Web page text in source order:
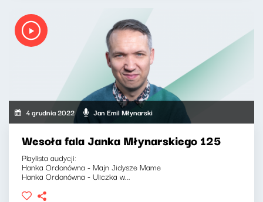
4 grudnia 2022 Jan Emil Młynarski
Wesoła fala Janka Młynarskiego 125
Playlista audycji:
Hanka Ordonówna - Majn Jidysze Mame
Hanka Ordonówna - Uliczka w...